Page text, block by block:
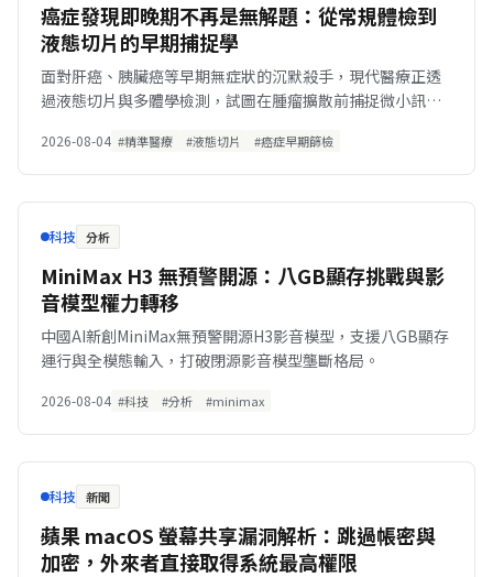
癌症發現即晚期不再是無解題：從常規體檢到
液態切片的早期捕捉學
面對肝癌、胰臟癌等早期無症狀的沉默殺手，現代醫療正透
過液態切片與多體學檢測，試圖在腫瘤擴散前捕捉微小訊
2026-08-04 #精準醫療 #液態切片 #癌症早期篩檢
科技 分析
MiniMax H3 無預警開源：八GB顯存挑戰與影
音模型權力轉移
中國AI新創MiniMax無預警開源H3影音模型，支援八GB顯存
運行與全模態輸入，打破閉源影音模型壟斷格局。
2026-08-04 #科技 #分析 #minimax
科技 新聞
蘋果 macOS 螢幕共享漏洞解析：跳過帳密與
加密，外來者直接取得系統最高權限